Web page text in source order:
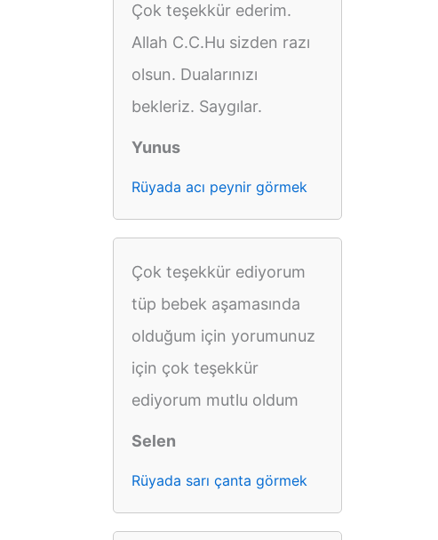
Çok teşekkür ederim.
Allah C.C.Hu sizden razı
olsun. Dualarınızı
bekleriz. Saygılar.
Yunus
Rüyada acı peynir görmek
Çok teşekkür ediyorum
tüp bebek aşamasında
olduğum için yorumunuz
için çok teşekkür
ediyorum mutlu oldum
Selen
Rüyada sarı çanta görmek